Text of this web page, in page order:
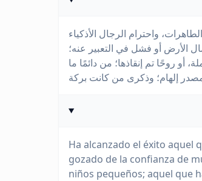
واحترام الرجال الأذكياء
الأرض أو فشل في التعبير عنه؛
روحًا تم إنقاذها؛ من دائمًا ما
Ha alcanzado el éxito aquel
gozado de la confianza de
niños pequeños; aquel que